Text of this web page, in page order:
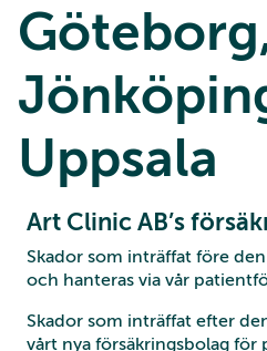
Uppsala
Art Clinic AB’s
Skador som inträffat före
och hanteras via vår
Skador som inträffat efter
vårt nya försäkringsbolag för